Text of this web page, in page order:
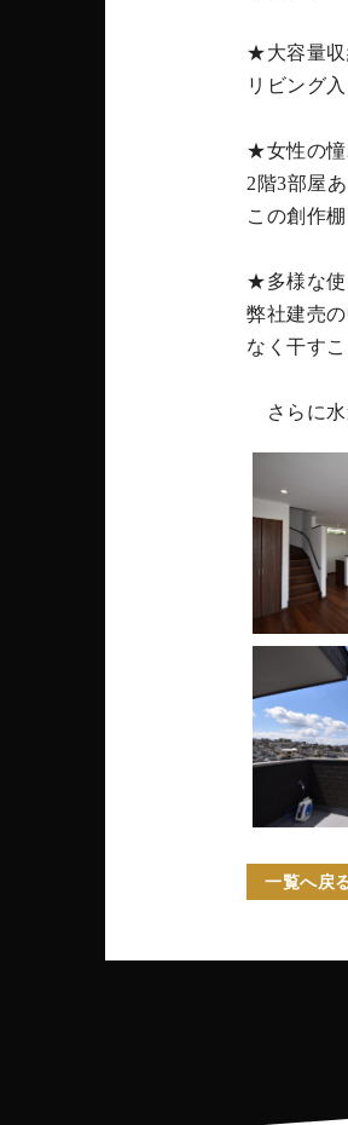
★大容量収
リビング
★女性の憧
2階3部屋
この創作
★多様な使
弊社建売
なく干すこ
さらに水
一覧へ戻